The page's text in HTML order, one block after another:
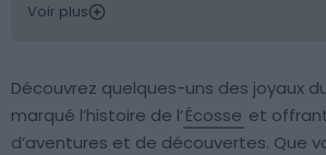
Voir plus
Découvrez quelques-uns des joyaux
marqué l’histoire de l’Écosse et
d’aventures et de découvertes. Que